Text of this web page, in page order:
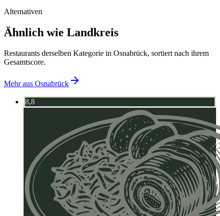
Alternativen
Ähnlich wie Landkreis
Restaurants derselben Kategorie in Osnabrück, sortiert nach ihrem
Gesamtscore.
Mehr aus Osnabrück
8,8